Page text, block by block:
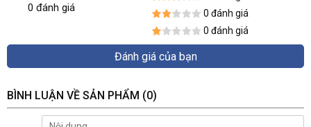
Operating
Conditions:
Humidity 90% or less (non-condensing)
12 VDC±15%
Max. 4W
IR Range:
Up to 80m
Dimension:
86.22×82.05×220.13mm(3.39”×3.23”×8.67”)
0 đánh giá
0 đánh giá
0 đánh giá
Đánh giá của bạn
BÌNH LUẬN VỀ SẢN PHẨM (0)